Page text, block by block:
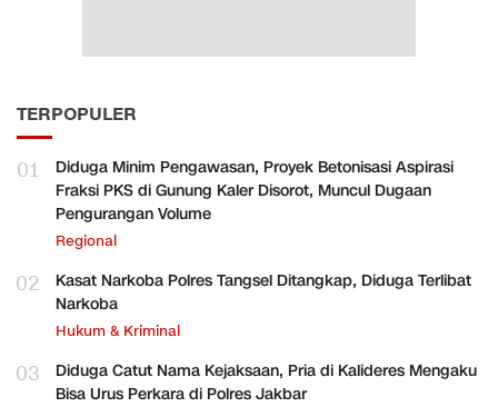
TERPOPULER
01
Diduga Minim Pengawasan, Proyek Betonisasi Aspirasi
Fraksi PKS di Gunung Kaler Disorot, Muncul Dugaan
Pengurangan Volume
Regional
02
Kasat Narkoba Polres Tangsel Ditangkap, Diduga Terlibat
Narkoba
Hukum & Kriminal
03
Diduga Catut Nama Kejaksaan, Pria di Kalideres Mengaku
Bisa Urus Perkara di Polres Jakbar